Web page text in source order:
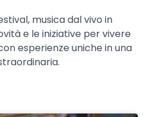
musica dal vivo in
e le iniziative per vivere
esperienze uniche in una